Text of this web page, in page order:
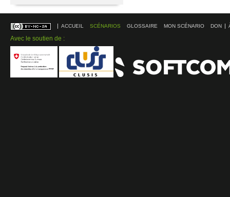
ACCUEIL SCÉNARIOS GLOSSAIRE MON SCÉNARIO DON
Avec le soutien de :